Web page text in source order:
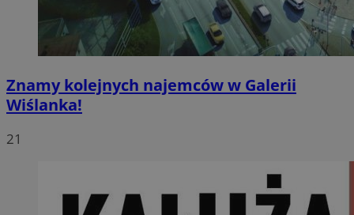
Znamy kolejnych najemców w Galerii
Wiślanka!
21